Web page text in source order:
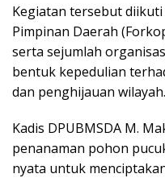
Kegiatan tersebut
Pimpinan Daerah
serta sejumlah
bentuk kepedulian
dan penghijauan wilayah.
Kadis DPUBMSDA M.
penanaman pohon
nyata untuk